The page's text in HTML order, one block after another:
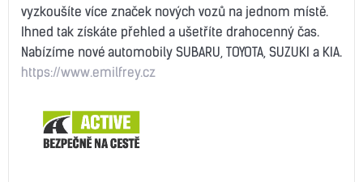
vyzkoušíte více značek nových vozů na jednom místě.
Ihned tak získáte přehled a ušetříte drahocenný čas.
Nabízíme nové automobily SUBARU, TOYOTA, SUZUKI a KIA.
https://www.emilfrey.cz